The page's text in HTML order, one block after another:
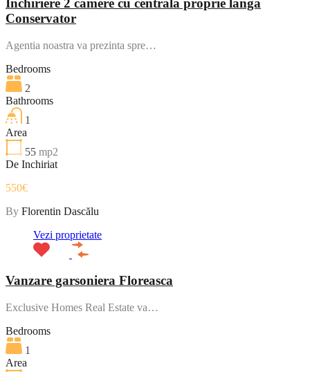
Inchiriere 2 camere cu centrala proprie langa
Conservator
Agentia noastra va prezinta spre…
Bedrooms
2
Bathrooms
1
Area
55 mp2
De Inchiriat
550€
By Florentin Dascălu
Vezi proprietate
Vanzare garsoniera Floreasca
Exclusive Homes Real Estate va…
Bedrooms
1
Area